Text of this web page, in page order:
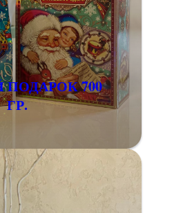
700
ГР.